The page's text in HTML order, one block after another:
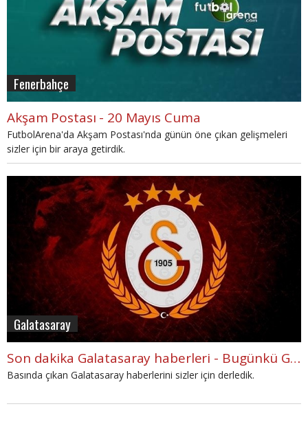
Fenerbahçe
Akşam Postası - 20 Mayıs Cuma
FutbolArena'da Akşam Postası'nda günün öne çıkan gelişmeleri
sizler için bir araya getirdik.
Galatasaray
Son dakika Galatasaray haberleri - Bugünkü Galatasaray gelişmeleri - GS (20 Mayıs 2016 Cuma)
Basında çıkan Galatasaray haberlerini sizler için derledik.